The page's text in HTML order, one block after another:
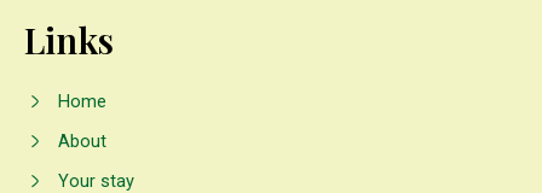
Links
Home
About
Your stay